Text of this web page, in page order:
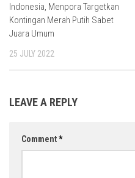
Indonesia, Menpora Targetkan
Kontingan Merah Putih Sabet
Juara Umum
25 JULY 2022
LEAVE A REPLY
Comment*